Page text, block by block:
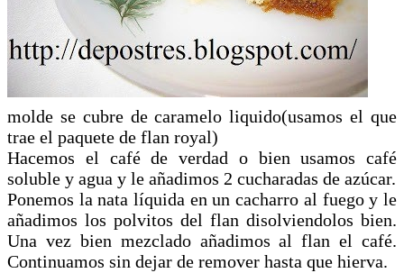
molde se cubre de caramelo liquido(usamos el que
trae el paquete de flan royal)
Hacemos el café de verdad o bien usamos café
soluble y agua y le añadimos 2 cucharadas de azúcar.
Ponemos la nata líquida en un cacharro al fuego y le
añadimos los polvitos del flan disolviendolos bien.
Una vez bien mezclado añadimos al flan el café.
Continuamos sin dejar de remover hasta que hierva.